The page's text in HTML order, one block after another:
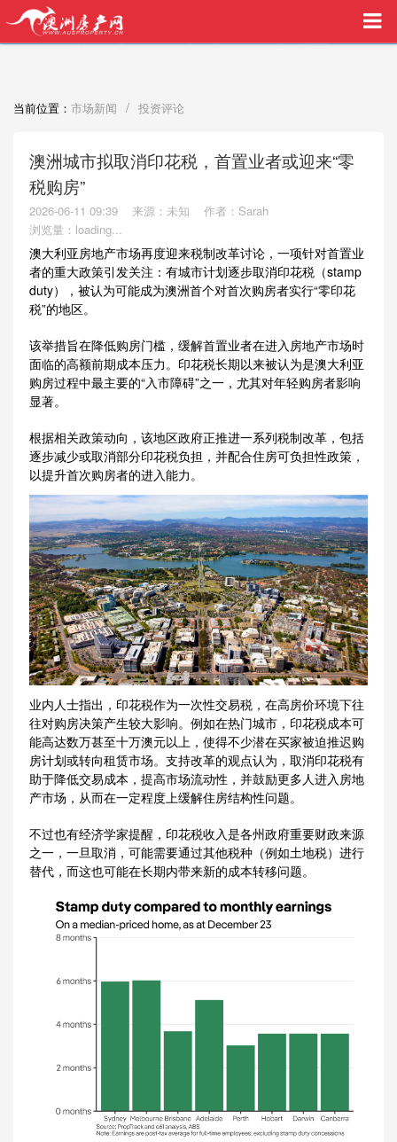
买家中介VIP服务，助您安心购房
当前位置： 市场新闻 / 投资评论
澳洲城市拟取消印花税，首置业者或迎来“零
税购房”
2026-06-11 09:39 来源：未知
作者：Sarah
浏览量： loading...
澳大利亚房地产市场再度迎来税制改革讨论，一项针对首置业
者的重大政策引发关注：有城市计划逐步取消印花税（stamp
duty），被认为可能成为澳洲首个对首次购房者实行“零印花
税”的地区。
该举措旨在降低购房门槛，缓解首置业者在进入房地产市场时
面临的高额前期成本压力。印花税长期以来被认为是澳大利亚
购房过程中最主要的“入市障碍”之一，尤其对年轻购房者影响
显著。
根据相关政策动向，该地区政府正推进一系列税制改革，包括
逐步减少或取消部分印花税负担，并配合住房可负担性政策，
以提升首次购房者的进入能力。
业内人士指出，印花税作为一次性交易税，在高房价环境下往
往对购房决策产生较大影响。例如在热门城市，印花税成本可
能高达数万甚至十万澳元以上，使得不少潜在买家被迫推迟购
房计划或转向租赁市场。支持改革的观点认为，取消印花税有
助于降低交易成本，提高市场流动性，并鼓励更多人进入房地
产市场，从而在一定程度上缓解住房结构性问题。
不过也有经济学家提醒，印花税收入是各州政府重要财政来源
之一，一旦取消，可能需要通过其他税种（例如土地税）进行
替代，而这也可能在长期内带来新的成本转移问题。